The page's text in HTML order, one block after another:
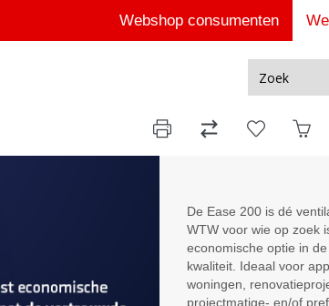
Webshop consumenten
De Ease 200 is dé
WTW voor wie op zoek
economische optie in
kwaliteit. Ideaal voor
woningen,
projectmatige- en/of